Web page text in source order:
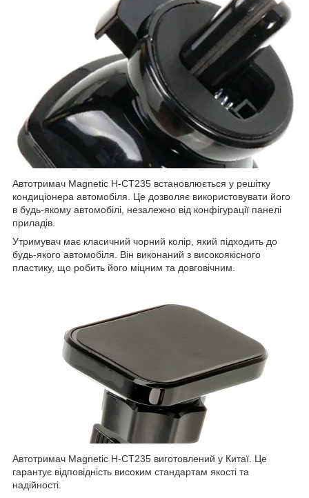
Автотримач Magnetic H-CT235 встановлюється у решітку
кондиціонера автомобіля. Це дозволяє використовувати його
в будь-якому автомобілі, незалежно від конфігурації панелі
приладів.
Утримувач має класичний чорний колір, який підходить до
будь-якого автомобіля. Він виконаний з високоякісного
пластику, що робить його міцним та довговічним.
Автотримач Magnetic H-CT235 виготовлений у Китаї. Це
гарантує відповідність високим стандартам якості та
надійності.